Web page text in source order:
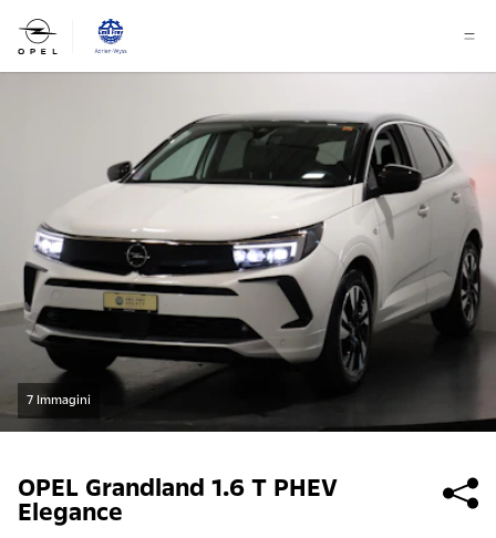
7 Immagini
OPEL Grandland 1.6 T PHEV
Elegance